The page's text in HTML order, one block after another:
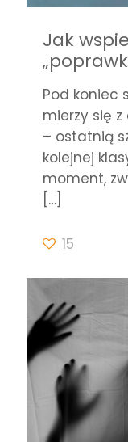
Jak
Pod koniec
mierzy się
– ostatnią
kolejnej
moment,
[…]
15